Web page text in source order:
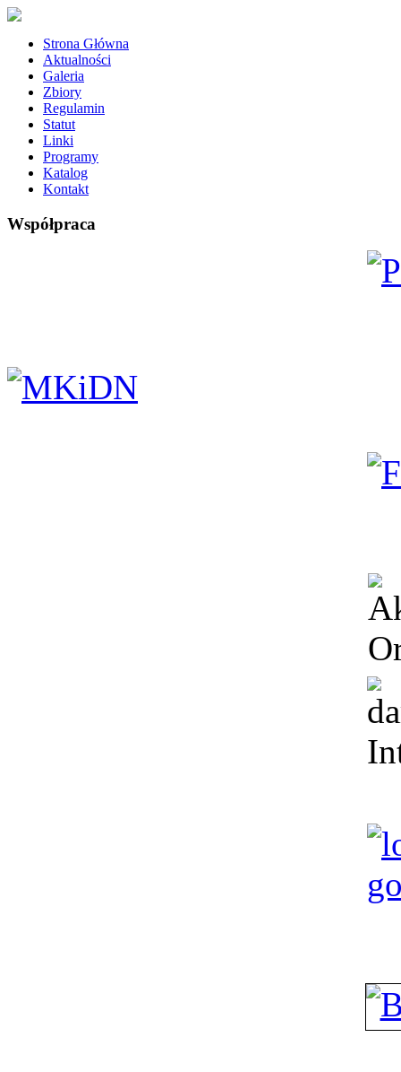
Strona Główna
Aktualności
Galeria
Zbiory
Regulamin
Statut
Linki
Programy
Katalog
Kontakt
Współpraca